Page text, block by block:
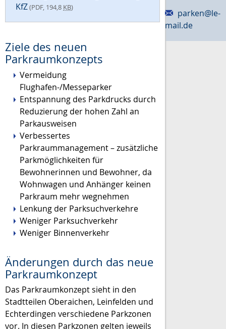
KfZ(PDF, 194,8 KB)
Ziele des neuen
Parkraumkonzepts
Vermeidung
Flughafen-/Messeparker
Entspannung des Parkdrucks durch
Reduzierung der hohen Zahl an
Parkausweisen
Verbessertes
Parkraummanagement – zusätzliche
Parkmöglichkeiten für
Bewohnerinnen und Bewohner, da
Wohnwagen und Anhänger keinen
Parkraum mehr wegnehmen
Lenkung der Parksuchverkehre
Weniger Parksuchverkehr
Weniger Binnenverkehr
Änderungen durch das neue
Parkraumkonzept
Das Parkraumkonzept sieht in den
Stadtteilen Oberaichen, Leinfelden und
Echterdingen verschiedene Parkzonen
vor. In diesen Parkzonen gelten jeweils
parken@le-
mail.de